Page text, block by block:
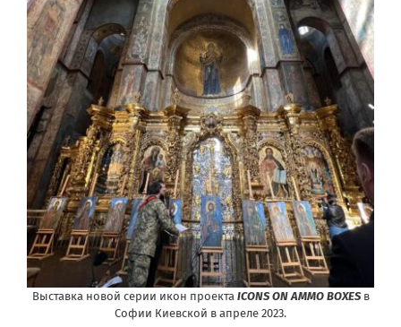
Выставка новой серии икон проекта ICONS ON AMMO BOXES в
Софии Киевской в апреле 2023.